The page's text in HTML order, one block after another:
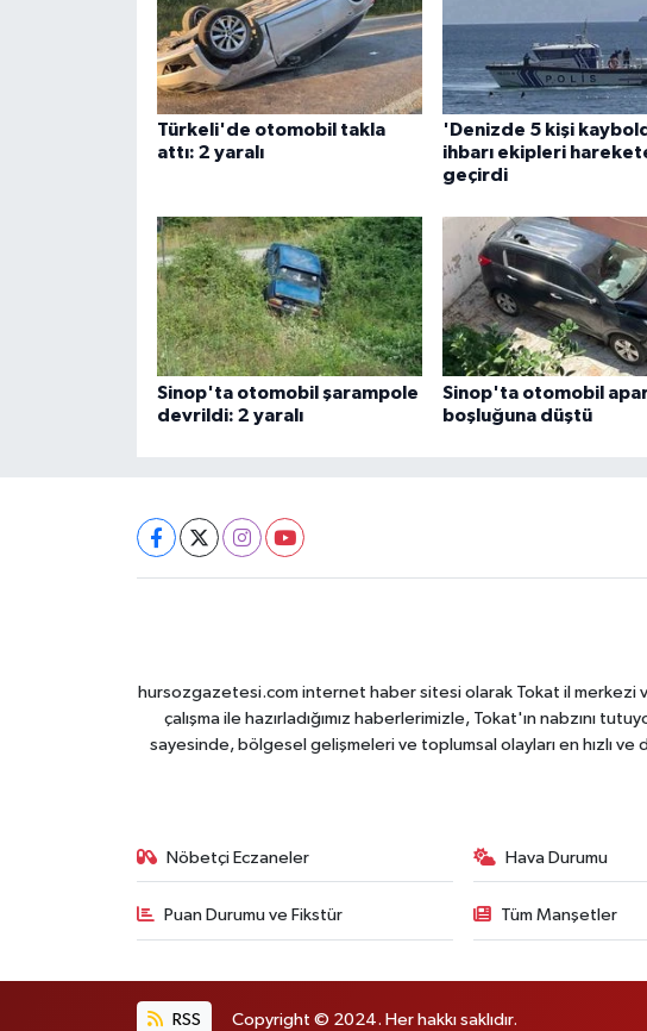
Türkeli'de otomobil takla
attı: 2 yaralı
'Denizde 5 kişi
ihbarı ekipleri
geçirdi
Sinop'ta otomobil şarampole
devrildi: 2 yaralı
Sinop'ta otomobil
boşluğuna düştü
hursozgazetesi.com internet haber sitesi olarak Tokat il merkezi
çalışma ile hazırladığımız haberlerimizle, Tokat'ın nabzını
sayesinde, bölgesel gelişmeleri ve toplumsal olayları en hızlı
Nöbetçi Eczaneler Hava Durumu
Puan Durumu ve Fikstür Tüm Manşetler
RSS Copyright © 2024. Her hakkı saklıdır.